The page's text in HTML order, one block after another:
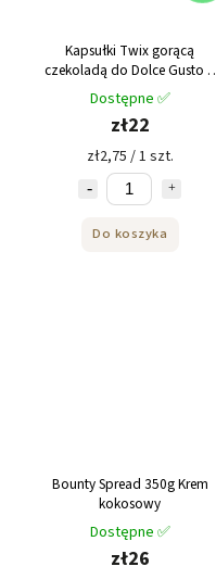
Kapsułki Twix gorącą
czekoladą do Dolce Gusto 8
sztuk
Dostępne ✅
zł22
zł2,75 / 1 szt.
Do koszyka
Bounty Spread 350g Krem
kokosowy
Dostępne ✅
zł26